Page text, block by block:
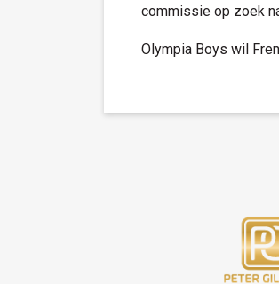
commissie op zoek
Olympia Boys wil